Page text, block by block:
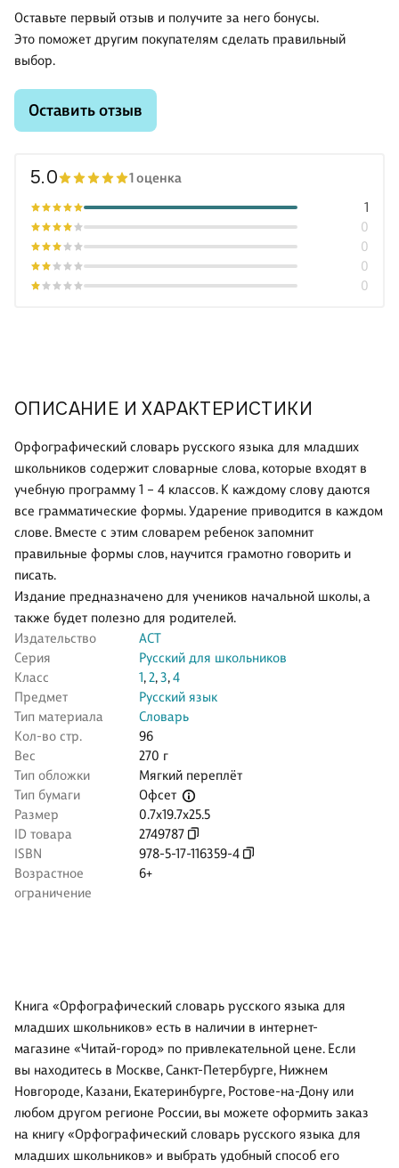
ОПИСАНИЕ И ХАРАКТЕРИСТИКИ
Орфографический словарь русского языка для младших
школьников содержит словарные слова, которые входят в
учебную программу 1 – 4 классов. К каждому слову даются
все грамматические формы. Ударение приводится в каждом
слове. Вместе с этим словарем ребенок запомнит
правильные формы слов, научится грамотно говорить и
писать.
Издание предназначено для учеников начальной школы, а
также будет полезно для родителей.
Издательство
АСТ
Серия
Русский для школьников
Класс
1,2,3,4
Предмет
Русский язык
Тип материала
Словарь
Кол-во стр.
96
Вес
270 г
Тип обложки
Мягкий переплёт
Тип бумаги
Офсет
Размер
0.7x19.7x25.5
ID товара
2749787
ISBN
978-5-17-116359-4
Возрастное
ограничение
6+
Оставьте первый отзыв и получите за него бонусы.
Это поможет другим покупателям сделать правильный
выбор.
Оставить отзыв
5.0 1 оценка
0
0
0
0
1
Книга «Орфографический словарь русского языка для
младших школьников» есть в наличии в интернет-
магазине «Читай-город» по привлекательной цене. Если
вы находитесь в Москве, Санкт-Петербурге, Нижнем
Новгороде, Казани, Екатеринбурге, Ростове-на-Дону или
любом другом регионе России, вы можете оформить заказ
на книгу «Орфографический словарь русского языка для
младших школьников» и выбрать удобный способ его